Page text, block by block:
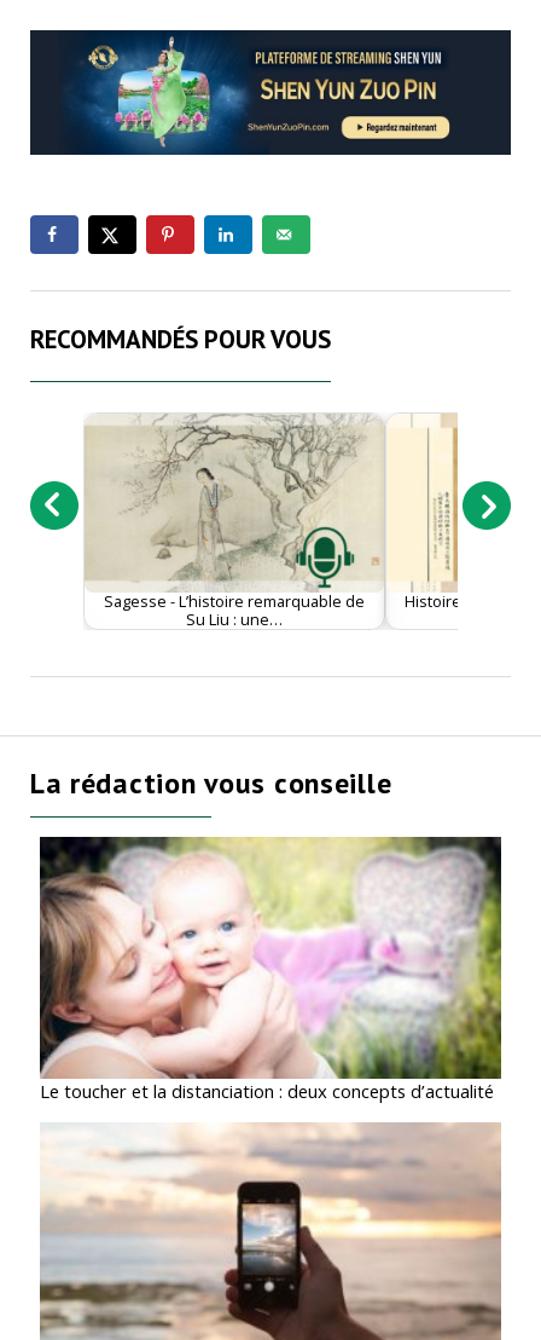
RECOMMANDÉS POUR VOUS
Sagesse - L’histoire remarquable de
Su Liu : une…
Histoire - La
La rédaction vous conseille
Le toucher et la distanciation : deux concepts d’actualité